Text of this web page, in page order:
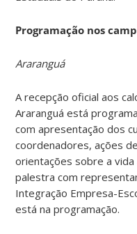
Programação nos
Araranguá
A recepção oficial aos
Araranguá está
com apresentação dos
coordenadores, ações
orientações sobre a vida
palestra com
Integração Empresa-
está na programação.